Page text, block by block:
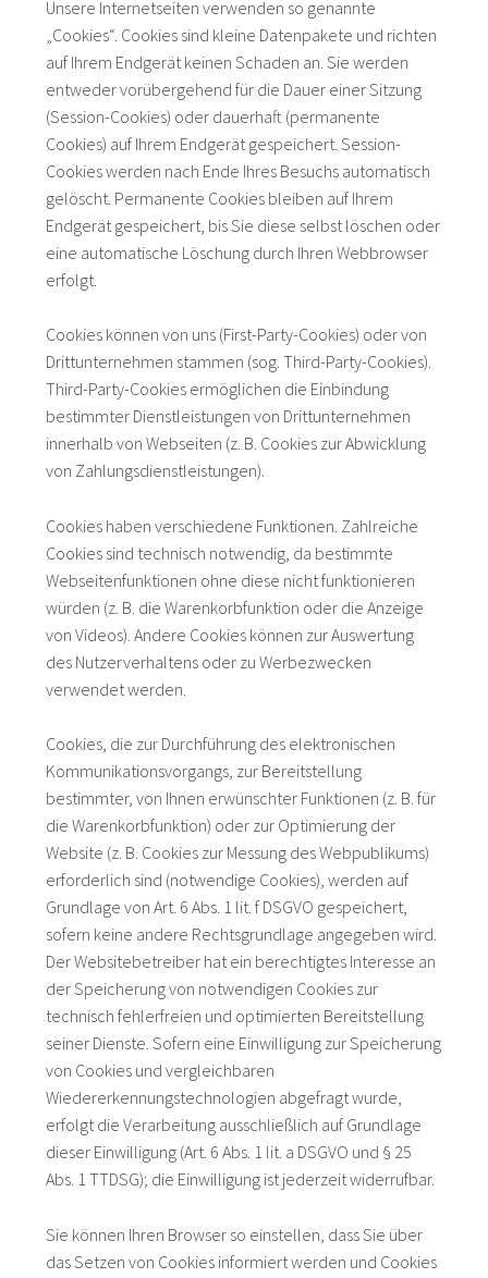
Unsere Internetseiten verwenden so genannte
„Cookies“. Cookies sind kleine Datenpakete und richten
auf Ihrem Endgerät keinen Schaden an. Sie werden
entweder vorübergehend für die Dauer einer Sitzung
(Session-Cookies) oder dauerhaft (permanente
Cookies) auf Ihrem Endgerät gespeichert. Session-
Cookies werden nach Ende Ihres Besuchs automatisch
gelöscht. Permanente Cookies bleiben auf Ihrem
Endgerät gespeichert, bis Sie diese selbst löschen oder
eine automatische Löschung durch Ihren Webbrowser
erfolgt.
Cookies können von uns (First-Party-Cookies) oder von
Drittunternehmen stammen (sog. Third-Party-Cookies).
Third-Party-Cookies ermöglichen die Einbindung
bestimmter Dienstleistungen von Drittunternehmen
innerhalb von Webseiten (z. B. Cookies zur Abwicklung
von Zahlungsdienstleistungen).
Cookies haben verschiedene Funktionen. Zahlreiche
Cookies sind technisch notwendig, da bestimmte
Webseitenfunktionen ohne diese nicht funktionieren
würden (z. B. die Warenkorbfunktion oder die Anzeige
von Videos). Andere Cookies können zur Auswertung
des Nutzerverhaltens oder zu Werbezwecken
verwendet werden.
Cookies, die zur Durchführung des elektronischen
Kommunikationsvorgangs, zur Bereitstellung
bestimmter, von Ihnen erwünschter Funktionen (z. B. für
die Warenkorbfunktion) oder zur Optimierung der
Website (z. B. Cookies zur Messung des Webpublikums)
erforderlich sind (notwendige Cookies), werden auf
Grundlage von Art. 6 Abs. 1 lit. f DSGVO gespeichert,
sofern keine andere Rechtsgrundlage angegeben wird.
Der Websitebetreiber hat ein berechtigtes Interesse an
der Speicherung von notwendigen Cookies zur
technisch fehlerfreien und optimierten Bereitstellung
seiner Dienste. Sofern eine Einwilligung zur Speicherung
von Cookies und vergleichbaren
Wiedererkennungstechnologien abgefragt wurde,
erfolgt die Verarbeitung ausschließlich auf Grundlage
dieser Einwilligung (Art. 6 Abs. 1 lit. a DSGVO und § 25
Abs. 1 TTDSG); die Einwilligung ist jederzeit widerrufbar.
Sie können Ihren Browser so einstellen, dass Sie über
das Setzen von Cookies informiert werden und Cookies